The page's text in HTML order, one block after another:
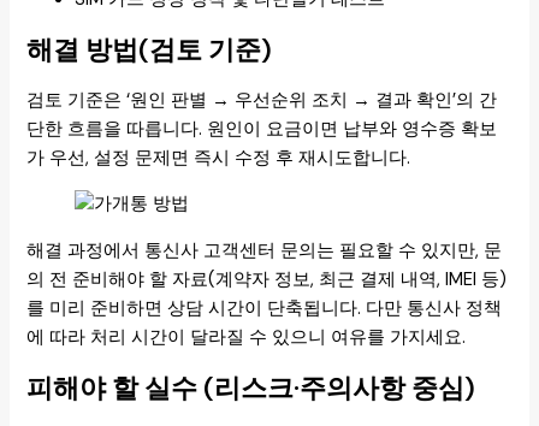
해결 방법(검토 기준)
검토 기준은 ‘원인 판별 → 우선순위 조치 → 결과 확인’의 간
단한 흐름을 따릅니다. 원인이 요금이면 납부와 영수증 확보
가 우선, 설정 문제면 즉시 수정 후 재시도합니다.
해결 과정에서 통신사 고객센터 문의는 필요할 수 있지만, 문
의 전 준비해야 할 자료(계약자 정보, 최근 결제 내역, IMEI 등)
를 미리 준비하면 상담 시간이 단축됩니다. 다만 통신사 정책
에 따라 처리 시간이 달라질 수 있으니 여유를 가지세요.
피해야 할 실수 (리스크·주의사항 중심)